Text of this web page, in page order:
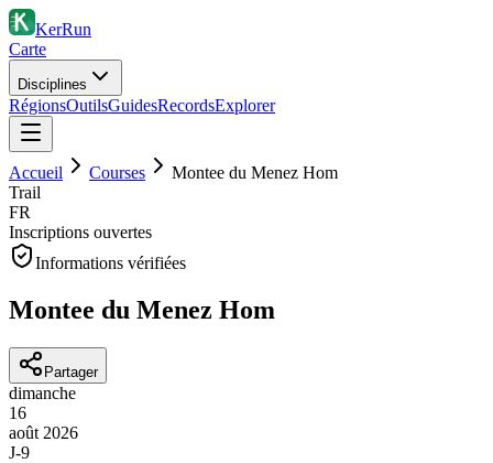
KerRun
Carte
Disciplines
RégionsOutilsGuidesRecordsExplorer
Accueil Courses
Montee du Menez Hom
Trail
FR
Inscriptions ouvertes
Informations vérifiées
Montee du Menez Hom
Partager
dimanche
16
août 2026
J-9